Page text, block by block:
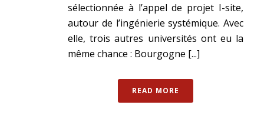
sélectionnée à l’appel de projet I-site,
autour de l’ingénierie systémique. Avec
elle, trois autres universités ont eu la
même chance : Bourgogne [...]
READ MORE